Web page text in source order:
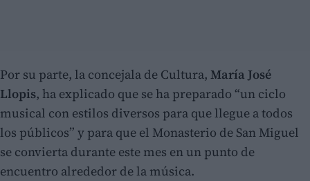
Por su parte, la concejala de Cultura, María José
Llopis, ha explicado que se ha preparado “un ciclo
musical con estilos diversos para que llegue a todos
los públicos” y para que el Monasterio de San Miguel
se convierta durante este mes en un punto de
encuentro alrededor de la música.